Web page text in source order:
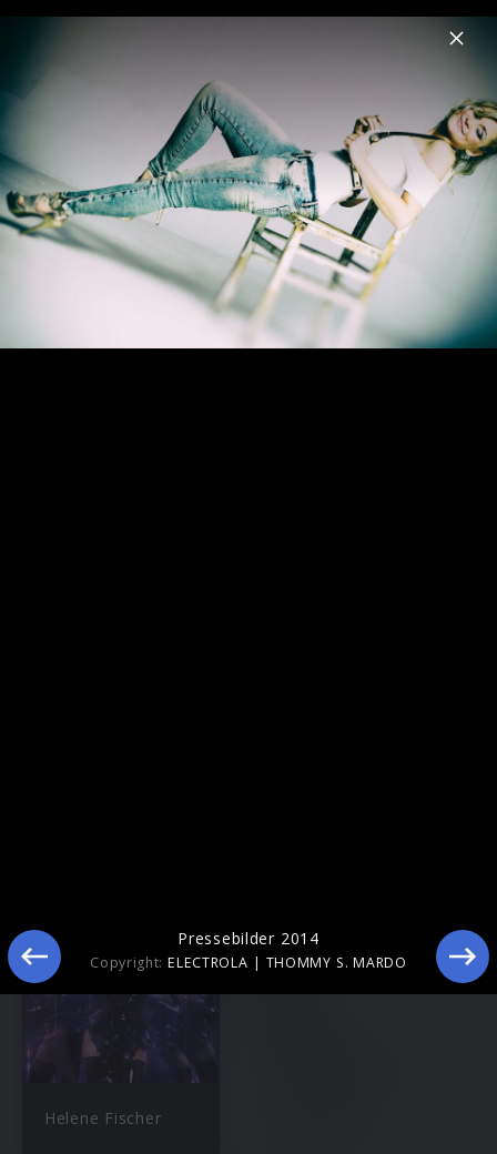
Menu
Home News Musik Videos Fotos Biografie
Pressebilder 2014
Helene Fischer
Pressebilder 2014
Copyright:ELECTROLA | THOMMY S. MARDO